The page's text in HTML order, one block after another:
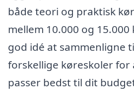
både teori og praktisk
mellem 10.000 og
god idé at sammenligne
forskellige køreskoler
passer bedst til dit